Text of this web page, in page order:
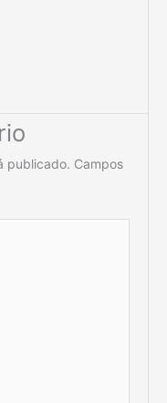
publicado. Campos